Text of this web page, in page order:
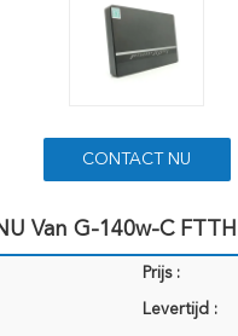
CONTACT NU
Van G-140w-C
Prijs :
Levertijd :